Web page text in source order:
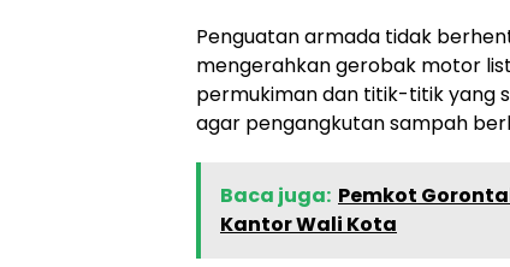
Penguatan armada tidak
mengerahkan gerobak motor
permukiman dan titik-titik yang
agar pengangkutan sampah
Baca juga: Pemkot
Kantor Wali Kota